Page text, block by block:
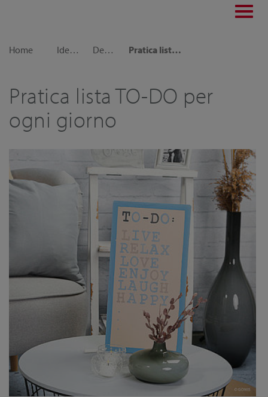
Home
Idee decorative Decorazioni per la casa Pratica lista TO-DO per ogni giorno
Pratica lista TO-DO per
ogni giorno